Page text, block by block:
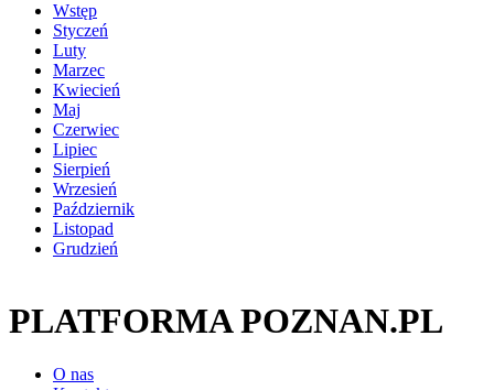
Wstęp
Styczeń
Luty
Marzec
Kwiecień
Maj
Czerwiec
Lipiec
Sierpień
Wrzesień
Październik
Listopad
Grudzień
PLATFORMA POZNAN.PL
O nas